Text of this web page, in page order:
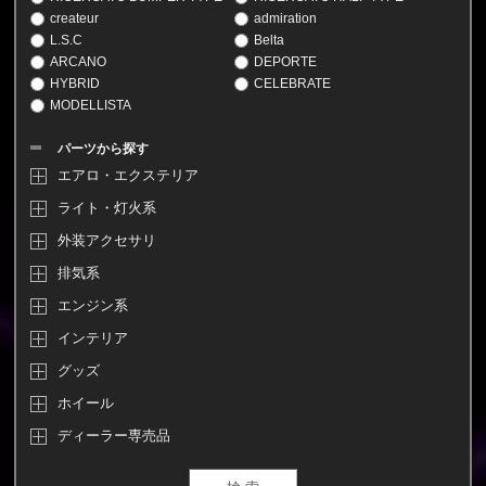
createur
admiration
L.S.C
Belta
ARCANO
DEPORTE
HYBRID
CELEBRATE
MODELLISTA
パーツから探す
エアロ・エクステリア
ライト・灯火系
外装アクセサリ
排気系
エンジン系
インテリア
グッズ
ホイール
ディーラー専売品